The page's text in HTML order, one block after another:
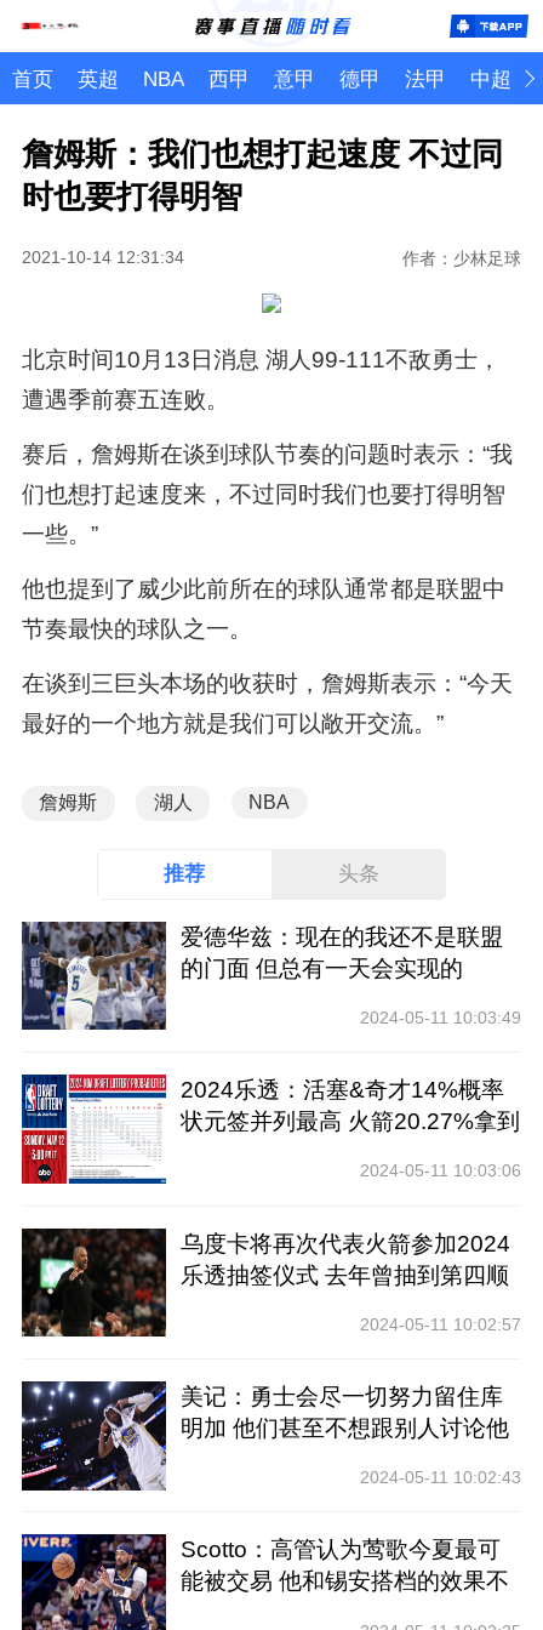
首页 英超 NBA 西甲 意甲 德甲 法甲 中超
詹姆斯：我们也想打起速度 不过同
时也要打得明智
2021-10-14 12:31:34 作者：少林足球
北京时间10月13日消息 湖人99-111不敌勇士，
遭遇季前赛五连败。
赛后，詹姆斯在谈到球队节奏的问题时表示：“我
们也想打起速度来，不过同时我们也要打得明智
一些。”
他也提到了威少此前所在的球队通常都是联盟中
节奏最快的球队之一。
在谈到三巨头本场的收获时，詹姆斯表示：“今天
最好的一个地方就是我们可以敞开交流。”
詹姆斯 湖人 NBA
推荐 头条
爱德华兹：现在的我还不是联盟
的门面 但总有一天会实现的
2024-05-11 10:03:49
2024乐透：活塞&奇才14%概率
状元签并列最高 火箭20.27%拿到
2024-05-11 10:03:06
乌度卡将再次代表火箭参加2024
乐透抽签仪式 去年曾抽到第四顺
2024-05-11 10:02:57
美记：勇士会尽一切努力留住库
明加 他们甚至不想跟别人讨论他
2024-05-11 10:02:43
Scotto：高管认为莺歌今夏最可
能被交易 他和锡安搭档的效果不